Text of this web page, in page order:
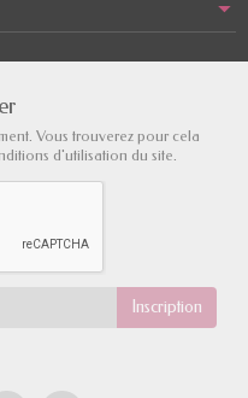
Vous trouverez pour cela
d'utilisation du site.